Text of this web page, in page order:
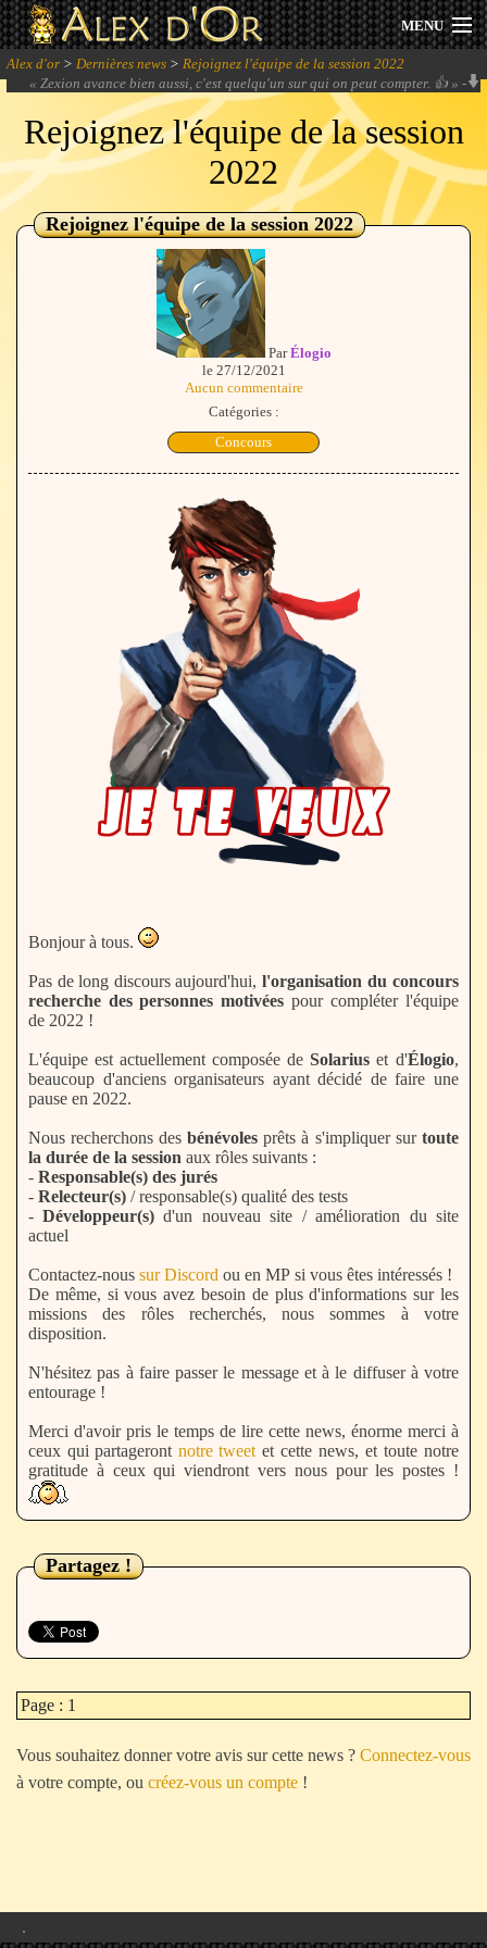
MENU
Actualités
Session 2026
Archives
Forum
Alex d'or > Dernières news > Rejoignez l'équipe de la session 2022
« Zexion avance bien aussi, c'est quelqu'un sur qui on peut compter. 👍 » -
Rejoignez l'équipe de la session
2022
Rejoignez l'équipe de la session 2022
ParÉlogio
le 27/12/2021
Aucun commentaire
Catégories :
Concours
Bonjour à tous.
Pas de long discours aujourd'hui, l'organisation du concours
recherche des personnes motivées pour compléter l'équipe
de 2022 !
L'équipe est actuellement composée de Solarius et d'Élogio,
beaucoup d'anciens organisateurs ayant décidé de faire une
pause en 2022.
Nous recherchons des bénévoles prêts à s'impliquer sur toute
la durée de la session aux rôles suivants :
- Responsable(s) des jurés
- Relecteur(s) / responsable(s) qualité des tests
- Développeur(s) d'un nouveau site / amélioration du site
actuel
Contactez-nous sur Discord ou en MP si vous êtes intéressés !
De même, si vous avez besoin de plus d'informations sur les
missions des rôles recherchés, nous sommes à votre
disposition.
N'hésitez pas à faire passer le message et à le diffuser à votre
entourage !
Merci d'avoir pris le temps de lire cette news, énorme merci à
ceux qui partageront notre tweet et cette news, et toute notre
Partagez !
Page : 1
Vous souhaitez donner votre avis sur cette news ? Connectez-vous
à votre compte, ou créez-vous un compte !
.